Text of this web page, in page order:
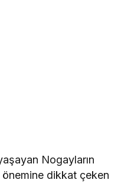
Nogayların
önemine dikkat çeken